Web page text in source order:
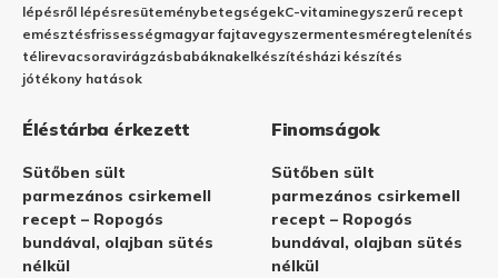
lépésről lépésresüteménybetegségekC-vitaminegyszerű recept
emésztésfrissességmagyar fajtavegyszermentesméregtelenítés
télirevacsoravirágzásbabáknakelkészítésházi készítés
jótékony hatások
Éléstárba érkezett
Sütőben sült
parmezános csirkemell
recept – Ropogós
bundával, olajban sütés
nélkül
Finomságok
Sütőben sült
parmezános csirkemell
recept – Ropogós
bundával, olajban sütés
nélkül